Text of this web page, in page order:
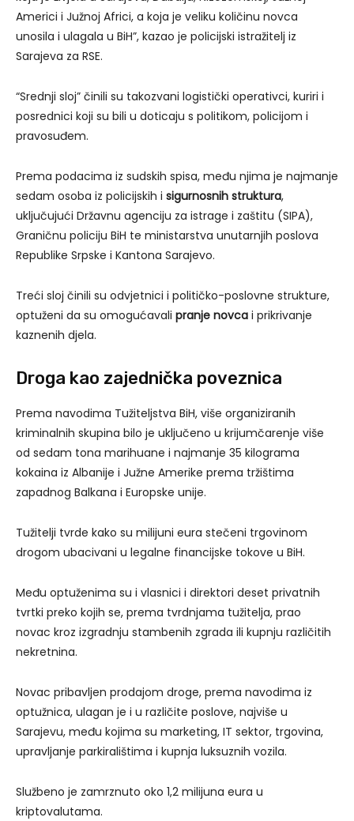
Americi i Južnoj Africi, a koja je veliku količinu novca
unosila i ulagala u BiH”, kazao je policijski istražitelj iz
Sarajeva za RSE.
“Srednji sloj” činili su takozvani logistički operativci, kuriri i
posrednici koji su bili u doticaju s politikom, policijom i
pravosuđem.
Prema podacima iz sudskih spisa, među njima je najmanje
sedam osoba iz policijskih i sigurnosnih struktura,
uključujući Državnu agenciju za istrage i zaštitu (SIPA),
Graničnu policiju BiH te ministarstva unutarnjih poslova
Republike Srpske i Kantona Sarajevo.
Treći sloj činili su odvjetnici i političko-poslovne strukture,
optuženi da su omogućavali pranje novca i prikrivanje
kaznenih djela.
Droga kao zajednička poveznica
Prema navodima Tužiteljstva BiH, više organiziranih
kriminalnih skupina bilo je uključeno u krijumčarenje više
od sedam tona marihuane i najmanje 35 kilograma
kokaina iz Albanije i Južne Amerike prema tržištima
zapadnog Balkana i Europske unije.
Tužitelji tvrde kako su milijuni eura stečeni trgovinom
drogom ubacivani u legalne financijske tokove u BiH.
Među optuženima su i vlasnici i direktori deset privatnih
tvrtki preko kojih se, prema tvrdnjama tužitelja, prao
novac kroz izgradnju stambenih zgrada ili kupnju različitih
nekretnina.
Novac pribavljen prodajom droge, prema navodima iz
optužnica, ulagan je i u različite poslove, najviše u
Sarajevu, među kojima su marketing, IT sektor, trgovina,
upravljanje parkiralištima i kupnja luksuznih vozila.
Službeno je zamrznuto oko 1,2 milijuna eura u
kriptovalutama.